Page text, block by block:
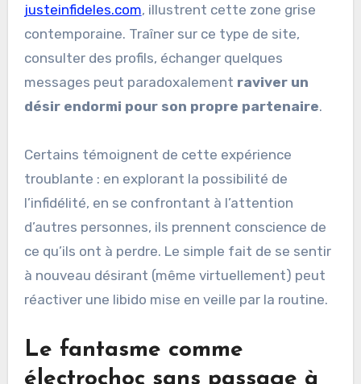
justeinfideles.com, illustrent cette zone grise
contemporaine. Traîner sur ce type de site,
consulter des profils, échanger quelques
messages peut paradoxalement raviver un
désir endormi pour son propre partenaire.
Certains témoignent de cette expérience
troublante : en explorant la possibilité de
l’infidélité, en se confrontant à l’attention
d’autres personnes, ils prennent conscience de
ce qu’ils ont à perdre. Le simple fait de se sentir
à nouveau désirant (même virtuellement) peut
réactiver une libido mise en veille par la routine.
Le fantasme comme
électrochoc sans passage à